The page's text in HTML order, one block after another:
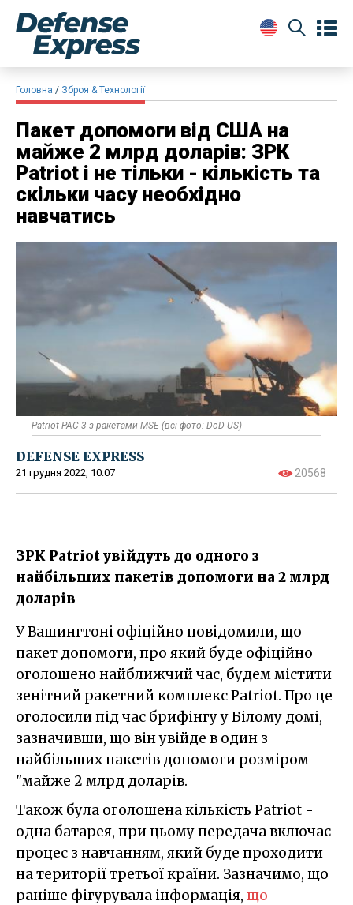
Головна Зброя & Технології
Пакет допомоги від США на
майже 2 млрд доларів: ЗРК
Patriot і не тільки - кількість та
скільки часу необхідно
навчатись
Patriot PAC 3 з ракетами MSE (всі фото: DoD US)
DEFENSE EXPRESS
21 грудня 2022, 10:07 20568
ЗРК Patriot увійдуть до одного з
найбільших пакетів допомоги на 2 млрд
доларів
У Вашингтоні офіційно повідомили, що
пакет допомоги, про який буде офіційно
оголошено найближчий час, будем містити
зенітний ракетний комплекс Patriot. Про це
оголосили під час брифінгу у Білому домі,
зазначивши, що він увійде в один з
найбільших пакетів допомоги розміром
"майже 2 млрд доларів.
Також була оголошена кількість Patriot -
одна батарея, при цьому передача включає
процес з навчанням, який буде проходити
на території третьої країни. Зазначимо, що
раніше фігурувала інформація, що